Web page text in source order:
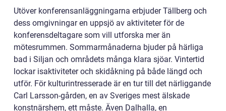
Utöver konferensanläggningarna erbjuder Tällberg och
dess omgivningar en uppsjö av aktiviteter för de
konferensdeltagare som vill utforska mer än
mötesrummen. Sommarmånaderna bjuder på härliga
bad i Siljan och områdets många klara sjöar. Vintertid
lockar isaktiviteter och skidåkning på både längd och
utför. För kulturintresserade är en tur till det närliggande
Carl Larsson-gården, en av Sveriges mest älskade
konstnärshem, ett måste. Även Dalhalla, en